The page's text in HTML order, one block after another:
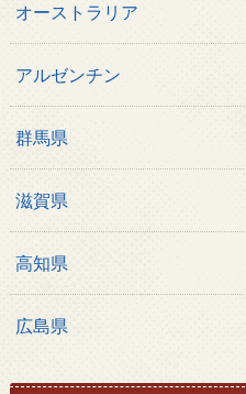
オーストラリア
アルゼンチン
群馬県
滋賀県
高知県
広島県